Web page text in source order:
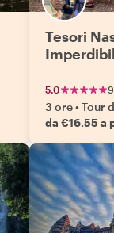
Tesori
5.0
3 ore•Tour
da €16.55 a